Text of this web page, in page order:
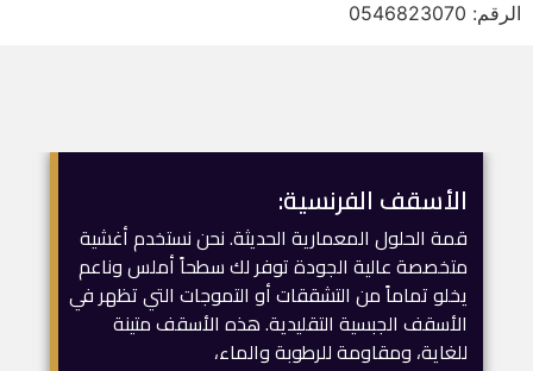
الرقم: 0546823070
الأسقف الفرنسية:
قمة الحلول المعمارية الحديثة. نحن نستخدم أغشية
متخصصة عالية الجودة توفر لك سطحاً أملس وناعم
يخلو تماماً من التشققات أو التموجات التي تظهر في
الأسقف الجبسية التقليدية. هذه الأسقف متينة
للغاية، ومقاومة للرطوبة والماء،